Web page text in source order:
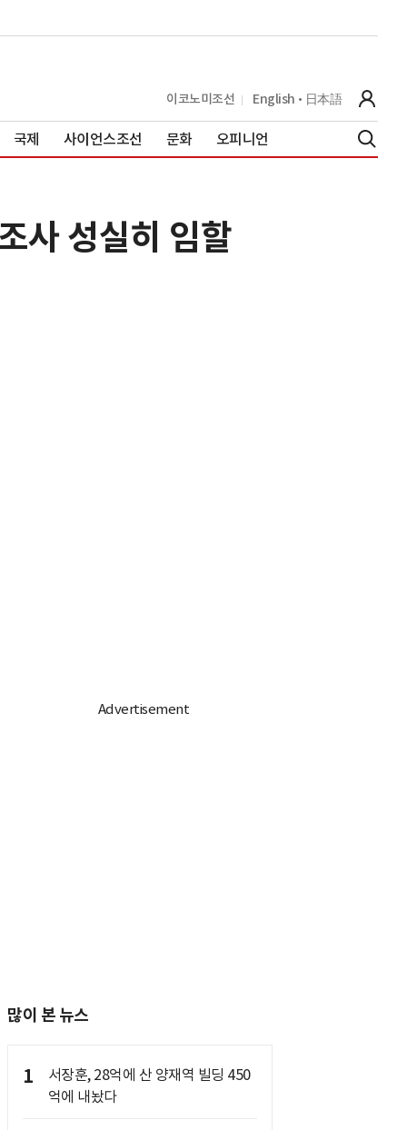
이코노미조선 English 日本語
국제 사이언스조선 문화 오피니언
사 성실히 임할
많이 본 뉴스
1
서장훈, 28억에 산 양재역 빌딩 450
억에 내놨다